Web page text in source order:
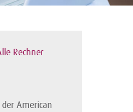
Rechner
American